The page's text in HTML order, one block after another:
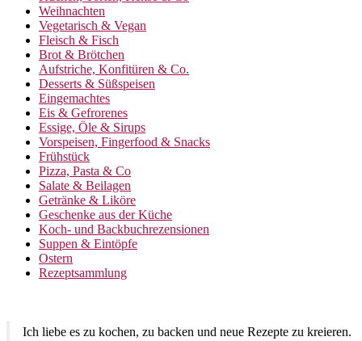
Weihnachten
Vegetarisch & Vegan
Fleisch & Fisch
Brot & Brötchen
Aufstriche, Konfitüren & Co.
Desserts & Süßspeisen
Eingemachtes
Eis & Gefrorenes
Essige, Öle & Sirups
Vorspeisen, Fingerfood & Snacks
Frühstück
Pizza, Pasta & Co
Salate & Beilagen
Getränke & Liköre
Geschenke aus der Küche
Koch- und Backbuchrezensionen
Suppen & Eintöpfe
Ostern
Rezeptsammlung
Ich liebe es zu kochen, zu backen und neue Rezepte zu kreieren.